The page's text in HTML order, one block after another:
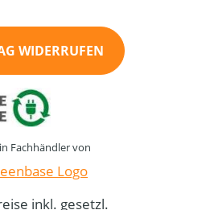
WIDERRUFEN
Fachhändler von
inkl. gesetzl.